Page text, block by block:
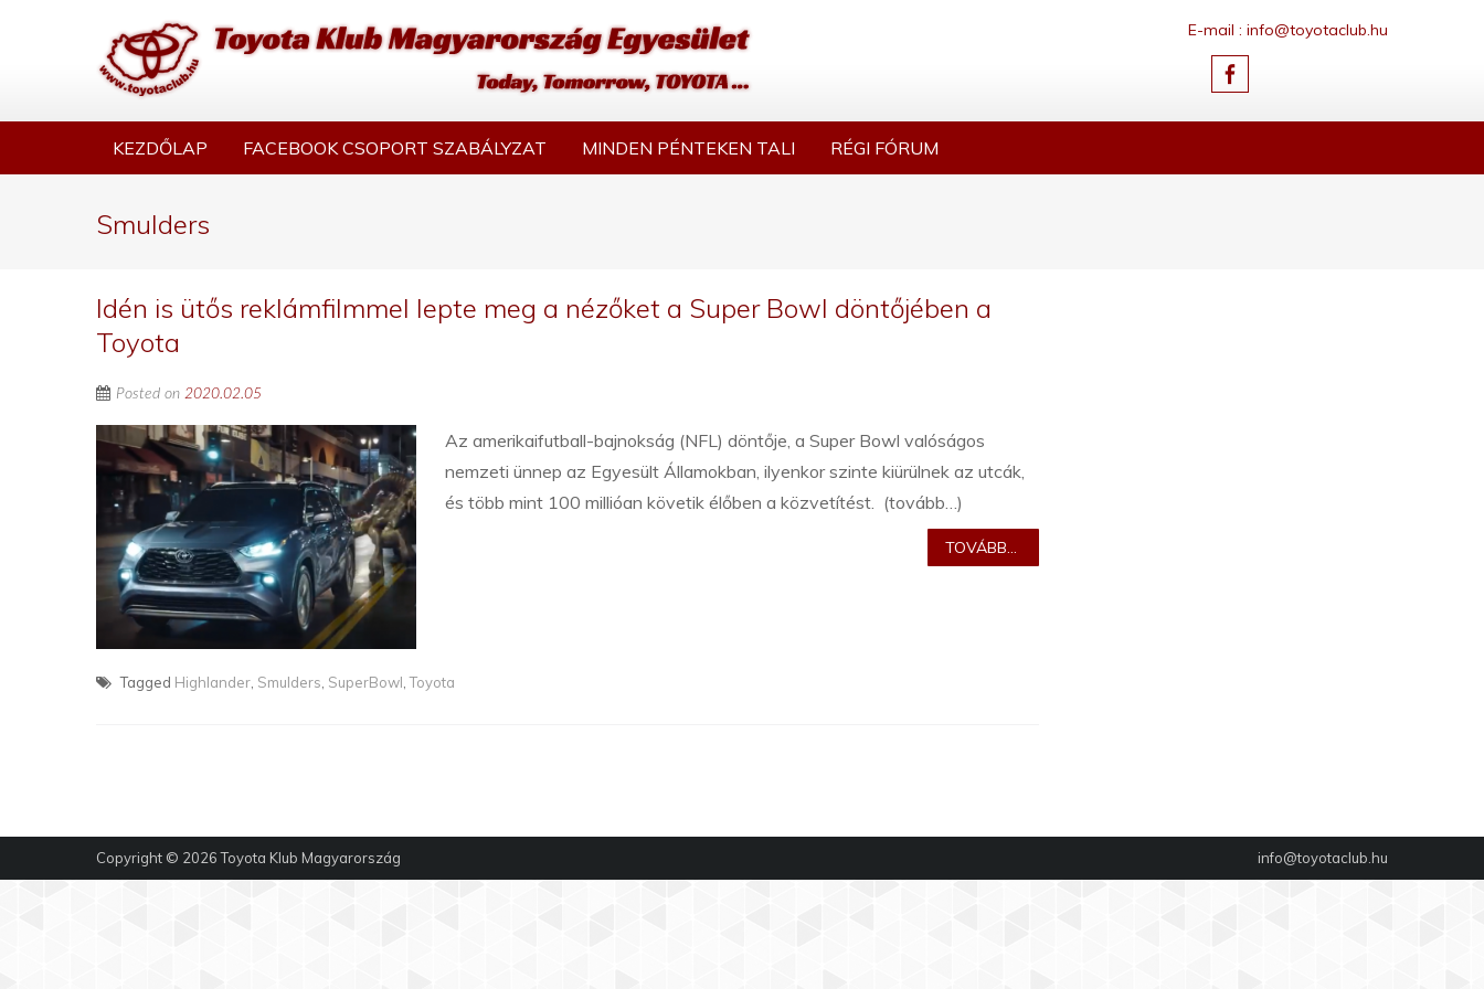
E-mail : info@toyotaclub.hu
KEZDŐLAP FACEBOOK CSOPORT SZABÁLYZAT MINDEN PÉNTEKEN TALI RÉGI FÓRUM
Smulders
Idén is ütős reklámfilmmel lepte meg a nézőket a Super Bowl döntőjében a
Toyota
Posted on 2020.02.05
Az amerikaifutball-bajnokság (NFL) döntője, a Super Bowl valóságos
nemzeti ünnep az Egyesült Államokban, ilyenkor szinte kiürülnek az utcák,
és több mint 100 millióan követik élőben a közvetítést. (tovább…)
TOVÁBB...
Tagged Highlander, Smulders, SuperBowl,Toyota
info@toyotaclub.hu
Copyright © 2026Toyota Klub Magyarország